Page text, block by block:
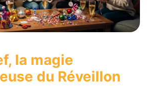
la magie
du Réveillon